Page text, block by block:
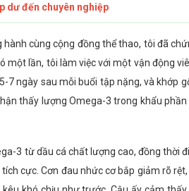
dư đến chuyên nghiệp
cùng cộng đồng thể thao, tôi đã
một lần, tôi làm việc với một vận động
7 ngày sau mỗi buổi tập nặng, và khớp
thấy lượng Omega-3 trong khẩu
3 từ dầu cá chất lượng cao, đồng thời
cực. Cơn đau nhức cơ bắp giảm rõ